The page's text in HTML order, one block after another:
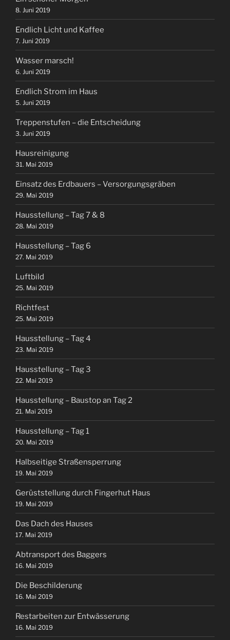
8. Juni 2019
Endlich Licht und Kaffee
7. Juni 2019
Wasser marsch!
6. Juni 2019
Endlich Strom im Haus
5. Juni 2019
Treppenstufen – die Entscheidung
3. Juni 2019
Hausreinigung
31. Mai 2019
Einsatz des Erdbauers – Versorgungsgräben
29. Mai 2019
Hausstellung – Tag 7 & 8
28. Mai 2019
Hausstellung – Tag 6
27. Mai 2019
Luftbild
25. Mai 2019
Richtfest
25. Mai 2019
Hausstellung – Tag 4
23. Mai 2019
Hausstellung – Tag 3
22. Mai 2019
Hausstellung – Baustop an Tag 2
21. Mai 2019
Hausstellung – Tag 1
20. Mai 2019
Halbseitige Straßensperrung
19. Mai 2019
Gerüststellung durch Fingerhut Haus
19. Mai 2019
Das Dach des Hauses
17. Mai 2019
Abtransport des Baggers
16. Mai 2019
Die Beschilderung
16. Mai 2019
Restarbeiten zur Entwässerung
16. Mai 2019